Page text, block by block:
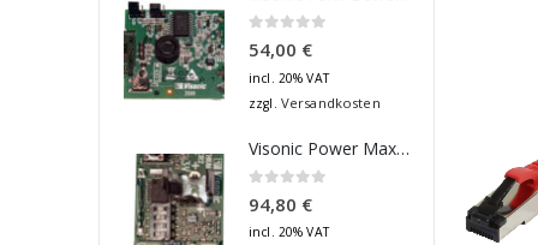
54,00 €
incl. 20% VAT
zzgl. Versandkosten
Visonic Power Max Plus - Ersatzteil Funk - Magnetkontakt 868 Platine
94,80 €
incl. 20% VAT